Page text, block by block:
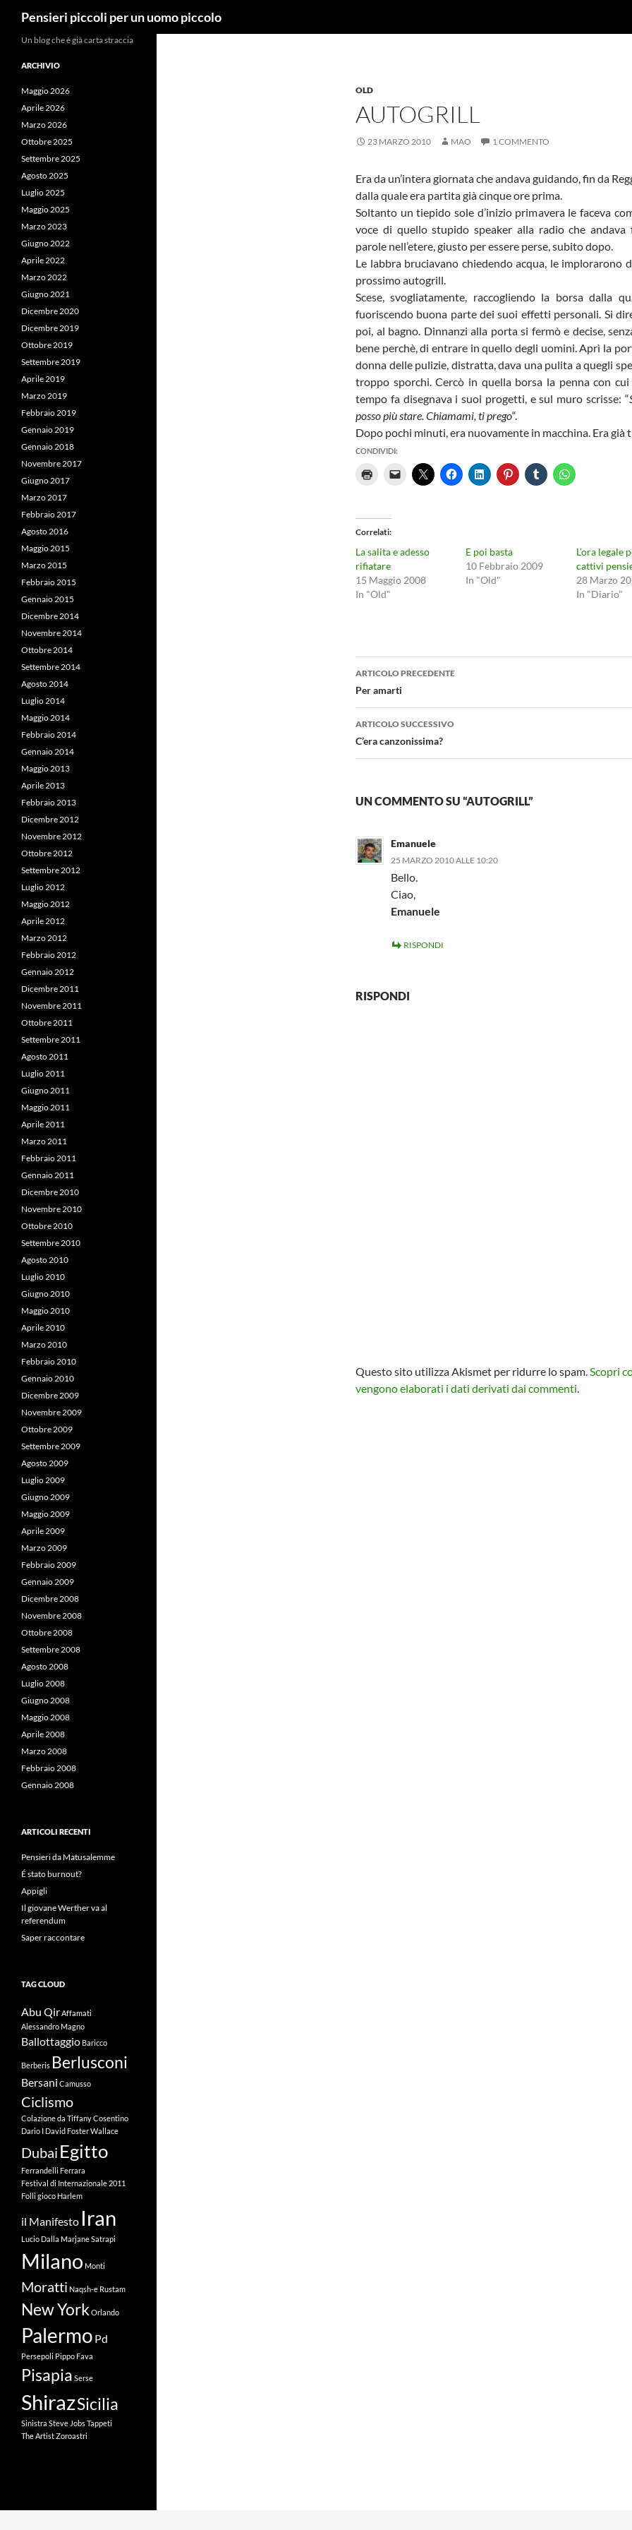
Pensieri piccoli per un uomo piccolo
OLD
AUTOGRILL
23 MARZO 2010 MAO 1 COMMENTO
Era da un’intera giornata che andava guidando, fin da
dalla quale era partita già cinque ore prima.
Soltanto un tiepido sole d’inizio primavera le faceva
voce di quello stupido speaker alla radio che andava
parole nell’etere, giusto per essere perse, subito dopo.
Le labbra bruciavano chiedendo acqua, le implorarono
prossimo autogrill.
Scese, svogliatamente, raccogliendo la borsa dalla
fuoriscendo buona parte dei suoi effetti personali. Si
poi, al bagno. Dinnanzi alla porta si fermò e decise,
bene perchè, di entrare in quello degli uomini. Aprì la
donna delle pulizie, distratta, dava una pulita a quegli
troppo sporchi. Cercò in quella borsa la penna con
tempo fa disegnava i suoi progetti, e sul muro scrisse: “
posso più stare. Chiamami, ti prego“.
Dopo pochi minuti, era nuovamente in macchina. Era già
CONDIVIDI:
Correlati
La salita e adesso
rifiatare
15 Maggio 2008
In "Old"
E poi basta
10 Febbraio 2009
In "Old"
L’ora legale
cattivi
28 Marzo
In "Diario"
Navigazione
articolo
ARTICOLO PRECEDENTE
Per amarti
ARTICOLO SUCCESSIVO
C’era canzonissima?
UN COMMENTO SU “AUTOGRILL”
Emanuele
25 MARZO 2010 ALLE 10:20
Bello.
Ciao,
Emanuele
RISPONDI
RISPONDI
Questo sito utilizza Akismet per ridurre lo spam.Scopri
vengono elaborati i dati derivati dai commenti.
Un blog che è già carta straccia
ARCHIVIO
Maggio 2026
Aprile 2026
Marzo 2026
Ottobre 2025
Settembre 2025
Agosto 2025
Luglio 2025
Maggio 2025
Marzo 2023
Giugno 2022
Aprile 2022
Marzo 2022
Giugno 2021
Dicembre 2020
Dicembre 2019
Ottobre 2019
Settembre 2019
Aprile 2019
Marzo 2019
Febbraio 2019
Gennaio 2019
Gennaio 2018
Novembre 2017
Giugno 2017
Marzo 2017
Febbraio 2017
Agosto 2016
Maggio 2015
Marzo 2015
Febbraio 2015
Gennaio 2015
Dicembre 2014
Novembre 2014
Ottobre 2014
Settembre 2014
Agosto 2014
Luglio 2014
Maggio 2014
Febbraio 2014
Gennaio 2014
Maggio 2013
Aprile 2013
Febbraio 2013
Dicembre 2012
Novembre 2012
Ottobre 2012
Settembre 2012
Luglio 2012
Maggio 2012
Aprile 2012
Marzo 2012
Febbraio 2012
Gennaio 2012
Dicembre 2011
Novembre 2011
Ottobre 2011
Settembre 2011
Agosto 2011
Luglio 2011
Giugno 2011
Maggio 2011
Aprile 2011
Marzo 2011
Febbraio 2011
Gennaio 2011
Dicembre 2010
Novembre 2010
Ottobre 2010
Settembre 2010
Agosto 2010
Luglio 2010
Giugno 2010
Maggio 2010
Aprile 2010
Marzo 2010
Febbraio 2010
Gennaio 2010
Dicembre 2009
Novembre 2009
Ottobre 2009
Settembre 2009
Agosto 2009
Luglio 2009
Giugno 2009
Maggio 2009
Aprile 2009
Marzo 2009
Febbraio 2009
Gennaio 2009
Dicembre 2008
Novembre 2008
Ottobre 2008
Settembre 2008
Agosto 2008
Luglio 2008
Giugno 2008
Maggio 2008
Aprile 2008
Marzo 2008
Febbraio 2008
Gennaio 2008
ARTICOLI RECENTI
Pensieri da Matusalemme
É stato burnout?
Appigli
Il giovane Werther va al
referendum
Saper raccontare
TAG CLOUD
Abu QirAffamati
Alessandro Magno
Ballottaggio Baricco
Berberis Berlusconi
Bersani Camusso
Ciclismo
Colazione da TiffanyCosentino
Dario I David Foster Wallace
Dubai Egitto
Ferrandelli Ferrara
Festival di Internazionale 2011
Folli gioco Harlem
il Manifesto Iran
Lucio Dalla Marjane Satrapi
Milano Monti
Moratti Naqsh-e Rustam
New York Orlando
Palermo Pd
Persepoli Pippo Fava
Pisapia Serse
ShirazSicilia
Sinistra Steve JobsTappeti
The ArtistZoroastri